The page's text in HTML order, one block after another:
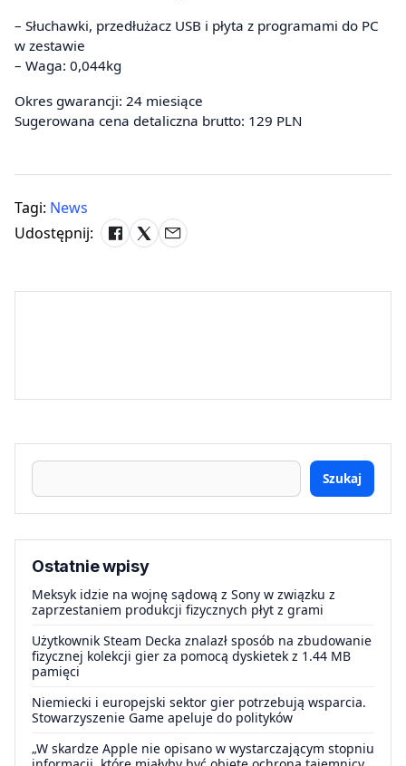
– Słuchawki, przedłużacz USB i płyta z programami do PC
w zestawie
– Waga: 0,044kg
Okres gwarancji: 24 miesiące
Sugerowana cena detaliczna brutto: 129 PLN
Tagi: News
Udostępnij:
Szukaj
Ostatnie wpisy
Meksyk idzie na wojnę sądową z Sony w związku z
zaprzestaniem produkcji fizycznych płyt z grami
Użytkownik Steam Decka znalazł sposób na zbudowanie
fizycznej kolekcji gier za pomocą dyskietek z 1.44 MB
pamięci
Niemiecki i europejski sektor gier potrzebują wsparcia.
Stowarzyszenie Game apeluje do polityków
„W skardze Apple nie opisano w wystarczającym stopniu